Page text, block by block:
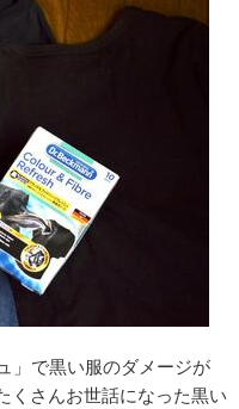
」で黒い服のダメージが
さんお世話になった黒い